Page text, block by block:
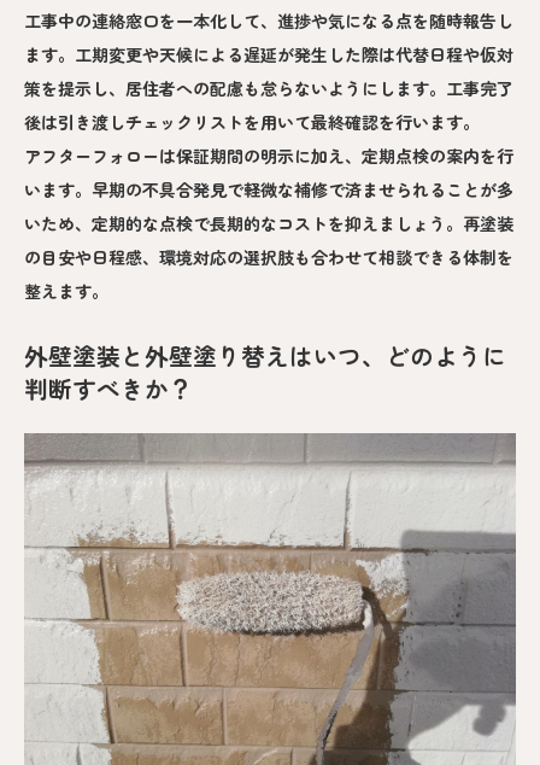
工事中の連絡窓口を一本化して、進捗や気になる点を随時報告し
ます。工期変更や天候による遅延が発生した際は代替日程や仮対
策を提示し、居住者への配慮も怠らないようにします。工事完了
後は引き渡しチェックリストを用いて最終確認を行います。
アフターフォローは保証期間の明示に加え、定期点検の案内を行
います。早期の不具合発見で軽微な補修で済ませられることが多
いため、定期的な点検で長期的なコストを抑えましょう。再塗装
の目安や日程感、環境対応の選択肢も合わせて相談できる体制を
整えます。
外壁塗装と外壁塗り替えはいつ、どのように
判断すべきか？